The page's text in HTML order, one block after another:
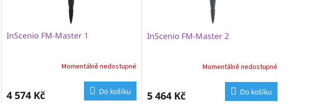
InScenio FM-Master 1
Momentálně nedostupné
4 574 Kč Do košíku
InScenio FM-Master 2
Momentálně nedostupné
5 464 Kč Do košíku